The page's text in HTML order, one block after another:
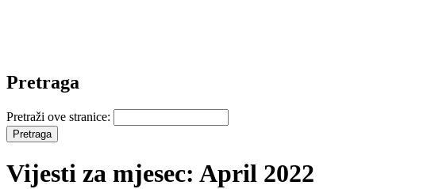
Pretraga
Pretraži ove stranice:
Vijesti za mjesec: April 2022